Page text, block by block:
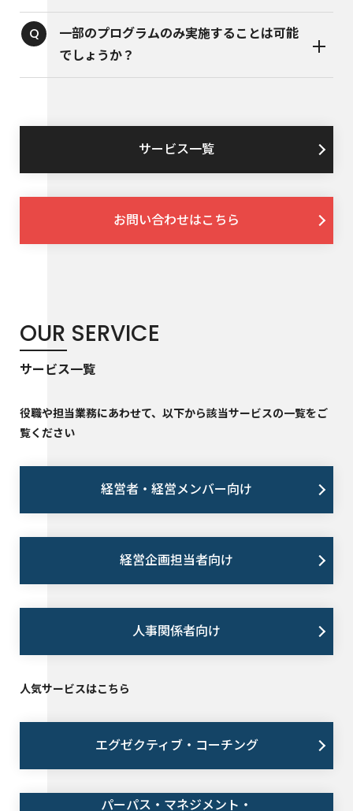
一部のプログラムのみ実施することは可能
でしょうか？
サービス一覧
お問い合わせはこちら
OUR SERVICE
サービス一覧
役職や担当業務にあわせて、以下から該当サービスの一覧をご
覧ください
経営者・経営メンバー向け
経営企画担当者向け
人事関係者向け
人気サービスはこちら
エグゼクティブ・コーチング
パーパス・マネジメント・